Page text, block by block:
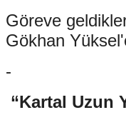
Göreve
Gökhan
-
“Kartal Uzun